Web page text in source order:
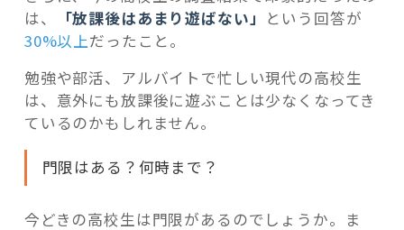
は、
「放課後はあまり遊ばない」 という回答が
30%以上だったこと。
勉強や部活、アルバイトで忙しい現代の高校生
は、意外にも放課後に遊ぶことは少なくなってき
ているのかもしれません。
門限はある？何時まで？
今どきの高校生は門限があるのでしょうか。ま